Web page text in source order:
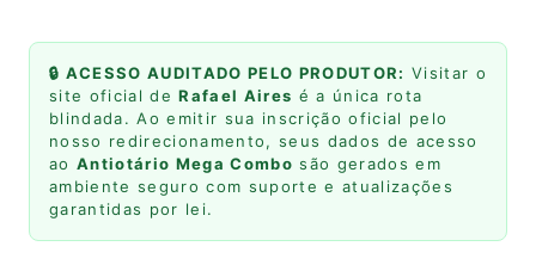
🔒 ACESSO AUDITADO PELO PRODUTOR: Visitar o
site oficial deRafael Aires é a única rota
blindada. Ao emitir sua inscrição oficial pelo
nosso redirecionamento, seus dados de acesso
ao Antiotário Mega Combo são gerados em
ambiente seguro com suporte e atualizações
garantidas por lei.